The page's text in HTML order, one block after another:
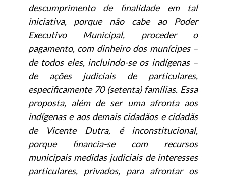
descumprimento de finalidade em tal
iniciativa, porque não cabe ao Poder
Executivo Municipal, proceder o
pagamento, com dinheiro dos munícipes –
de todos eles, incluindo-se os indígenas –
de ações judiciais de particulares,
especificamente 70 (setenta) famílias. Essa
proposta, além de ser uma afronta aos
indígenas e aos demais cidadãos e cidadãs
de Vicente Dutra, é inconstitucional,
porque financia-se com recursos
municipais medidas judiciais de interesses
particulares, privados, para afrontar os